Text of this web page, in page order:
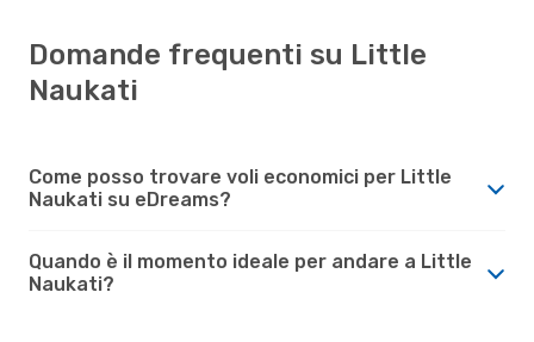
Domande frequenti su Little
Naukati
Come posso trovare voli economici per Little
Naukati su eDreams?
Quando è il momento ideale per andare a Little
Naukati?